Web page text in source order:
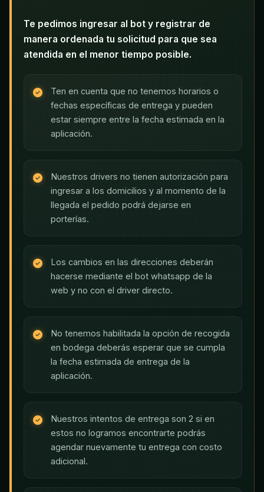
Te pedimos ingresar al bot y registrar de
manera ordenada tu solicitud para que sea
atendida en el menor tiempo posible.
Ten en cuenta que no tenemos horarios o
fechas específicas de entrega y pueden
estar siempre entre la fecha estimada en la
aplicación.
Nuestros drivers no tienen autorización para
ingresar a los domicilios y al momento de la
llegada el pedido podrá dejarse en
porterías.
Los cambios en las direcciones deberán
hacerse mediante el bot whatsapp de la
web y no con el driver directo.
No tenemos habilitada la opción de recogida
en bodega deberás esperar que se cumpla
la fecha estimada de entrega de la
aplicación.
Nuestros intentos de entrega son 2 si en
estos no logramos encontrarte podrás
agendar nuevamente tu entrega con costo
adicional.